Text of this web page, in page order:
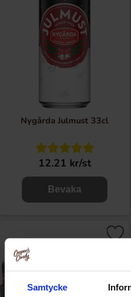
Samtycke
sockerdricka, hallonsoda,
smultronsoda, apelsin, cola
även som jul- och
innehåller endast naturliga
som vi väljer att kalla det
endast äkta socker, d.v.s.
artificiell sötning.
Nygårda Julmust 33cl
12.21 kr/st
Bevaka